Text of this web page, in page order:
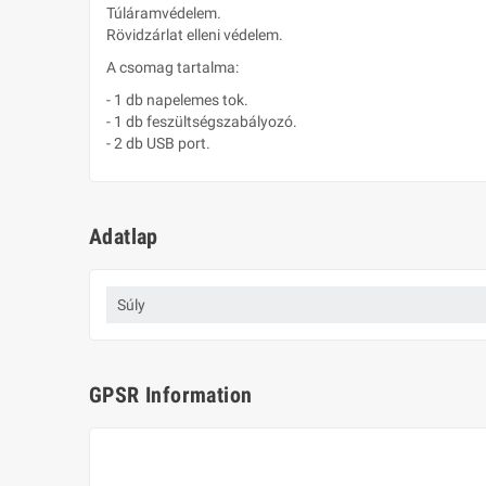
Túláramvédelem.
Rövidzárlat elleni védelem.
A csomag tartalma:
- 1 db napelemes tok.
- 1 db feszültségszabályozó.
- 2 db USB port.
Adatlap
Súly
GPSR Information